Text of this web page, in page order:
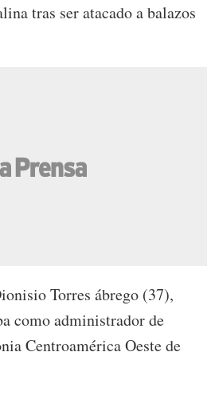
tras ser atacado a balazos
Torres ábrego (37),
como administrador de
Centroamérica Oeste de